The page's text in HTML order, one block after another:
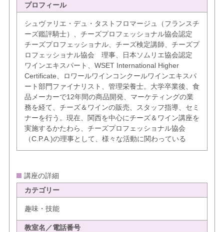
プロフィール
シュヴァリエ・デュ・タストフロマージュ（フランスチ
ーズ鑑評騎士）、チーズプロフェッショナル協会認定
チーズプロフェッショナル、チーズ検定講師、チーズプ
ロフェッショナル協会 理事、日本ソムリエ協会認定
ワインエキスパート、WSET International Higher
Certificate、ロワールワインコンクールワインエキスパ
ート部門ファイナリスト、管理栄養士。大学卒業後、食
品メーカーで12年間の商品開発、マーケティングの業
務を経て、チーズ＆ワインの販売、スタッフ指導、セミ
ナーを行う。現在、関西を中心にチーズ＆ワイン講座を
実施するかたわら、チーズプロフェッショナル協会
（C.P.A.)の理事として、様々な活動に関わっている
講座の詳細
カテゴリー
趣味・技能
教室名／電話番号